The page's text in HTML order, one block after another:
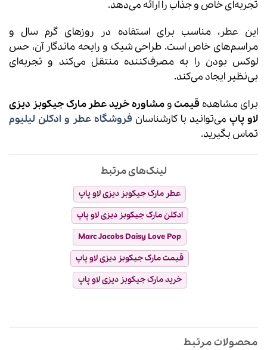
تجربه‌ای خاص و جذاب را ارائه می‌دهد.
این عطر، مناسب برای استفاده در روزهای گرم سال و
مراسم‌های خاص است. طراحی شیک و رایحه ماندگار آن، حس
لوکس بودن را به مصرف‌کننده منتقل می‌کند و تجربه‌ای
بی‌نظیر ایجاد می‌کند.
برای مشاهده قیمتومشاوره خرید عطر مارک جیکوبز دیزی
لاو پاپ می‌توانید با کارشناسان فروشگاه عطر و ادکلن لیلیوم
تماس بگیرید.
لینک‌های مرتبط
عطر مارک جیکوبز دیزی لاو پاپ
ادکلن مارک جیکوبز دیزی لاو پاپ
Marc Jacobs Daisy Love Pop
قیمت مارک جیکوبز دیزی لاو پاپ
خرید مارک جیکوبز دیزی لاو پاپ
محصولات مرتبط